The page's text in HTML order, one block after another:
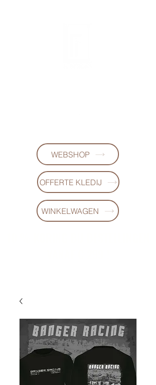
WEBSHOP
OFFERTE KLEDIJ
WINKELWAGEN